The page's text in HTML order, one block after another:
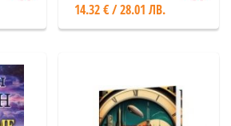
14.32 € / 28.01 ЛВ.